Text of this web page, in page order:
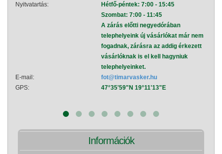
Nyitvatartás:
Hétfő-péntek: 7:00 - 15:45
Szombat: 7:00 - 11:45
A zárás előtti negyedórában
telephelyeink új vásárlókat már nem
fogadnak, zárásra az addig érkezett
vásárlóknak is el kell hagyniuk
telephelyeinket.
E-mail:
fot@timarvasker.hu
GPS:
47°35'59"N 19°11'13"E
Információk